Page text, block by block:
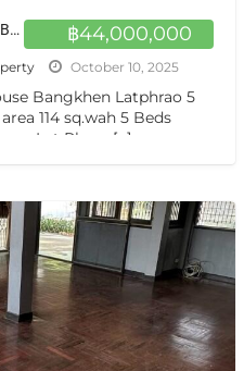
฿44,000,000
Sale and Rent Single Old House Bangkhen Latphrao 5 Beds
October 10, 2025
Bangkhen Latphrao 5
114 sq.wah 5 Beds
Lat Phrao […]